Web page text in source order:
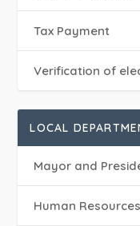
Tax Payment
Verification of
LOCAL
Mayor and
Human Resources